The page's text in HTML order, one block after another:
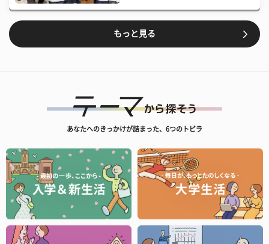
もっと見る
あなたへのきっかけが詰まった、6つのトビラ